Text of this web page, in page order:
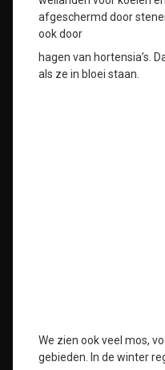
afgeschermd door
ook door
hagen van hortensia’s.
als ze in bloei staan.
We zien ook veel mos,
gebieden. In de winter